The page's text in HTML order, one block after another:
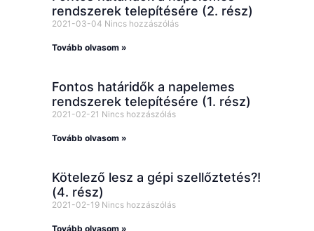
rendszerek telepítésére (2. rész)
2021-03-04 Nincs hozzászólás
Tovább olvasom »
Fontos határidők a napelemes
rendszerek telepítésére (1. rész)
2021-02-21 Nincs hozzászólás
Tovább olvasom »
Kötelező lesz a gépi szellőztetés?!
(4. rész)
2021-02-19 Nincs hozzászólás
Tovább olvasom »